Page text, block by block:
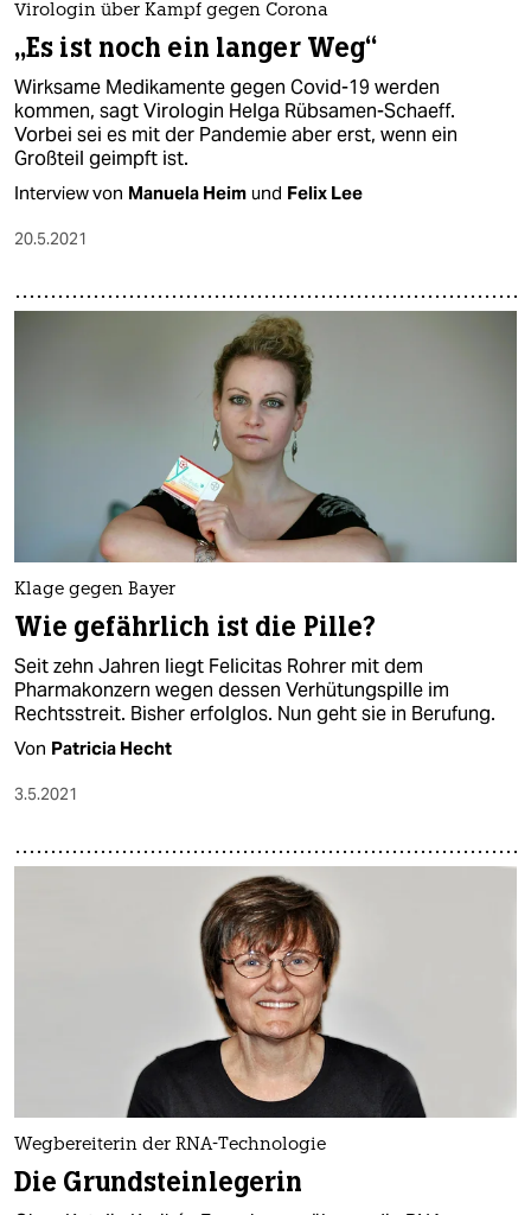
Virologin über Kampf gegen Corona
„Es ist noch ein langer Weg“
Wirksame Medikamente gegen Covid-19 werden
kommen, sagt Virologin Helga Rübsamen-Schaeff.
Vorbei sei es mit der Pandemie aber erst, wenn ein
Großteil geimpft ist.
Interview von Manuela Heim und Felix Lee
20.5.2021
Klage gegen Bayer
Wie gefährlich ist die Pille?
Seit zehn Jahren liegt Felicitas Rohrer mit dem
Pharmakonzern wegen dessen Verhütungspille im
Rechtsstreit. Bisher erfolglos. Nun geht sie in Berufung.
Von Patricia Hecht
3.5.2021
Wegbereiterin der RNA-Technologie
Die Grundsteinlegerin